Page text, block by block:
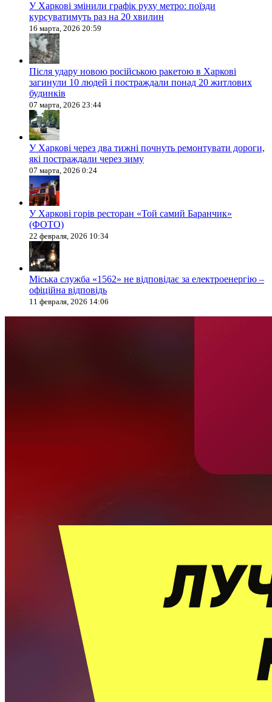
У Харкові змінили графік руху метро: поїзди
курсуватимуть раз на 20 хвилин
16 марта, 2026 20:59
Після удару новою російською ракетою в Харкові
загинули 10 людей і постраждали понад 20 житлових
будинків
07 марта, 2026 23:44
У Харкові через два тижні почнуть ремонтувати дороги,
які постраждали через зиму
07 марта, 2026 0:24
У Харкові горів ресторан «Той самий Баранчик»
(ФОТО)
22 февраля, 2026 10:34
Міська служба «1562» не відповідає за електроенергію –
офіційна відповідь
11 февраля, 2026 14:06